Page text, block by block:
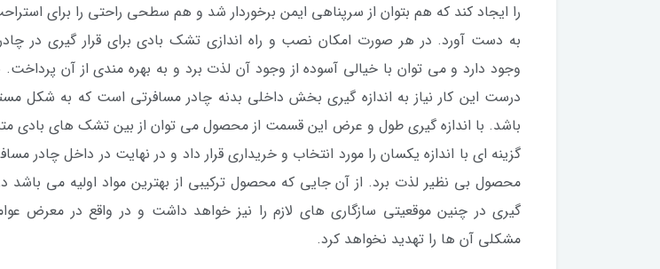
را ایجاد کند که هم بتوان از سرپناهی ایمن برخوردار شد و هم سطحی راحتی را برای
به دست آورد. در هر صورت امکان نصب و راه اندازی تشک بادی برای قرار گیری در
وجود دارد و می توان با خیالی آسوده از وجود آن لذت برد و به بهره مندی از آن پرداخت.
درست این کار نیاز به اندازه گیری بخش داخلی بدنه چادر مسافرتی است که به شکل
باشد. با اندازه گیری طول و عرض این قسمت از محصول می توان از بین تشک های بادی
گزینه ای با اندازه یکسان را مورد انتخاب و خریداری قرار داد و در نهایت در داخل چادر
محصول بی نظیر لذت برد. از آن جایی که محصول ترکیبی از بهترین مواد اولیه می باشد در
گیری در چنین موقعیتی سازگاری های لازم را نیز خواهد داشت و در واقع در معرض
مشکلی آن ها را تهدید نخواهد کرد.